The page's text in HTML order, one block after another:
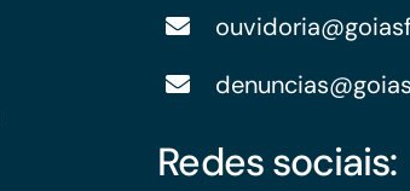
Redes sociais: